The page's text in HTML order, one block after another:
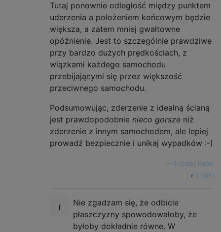
Tutaj ponownie odległość między punktem
uderzenia a położeniem końcowym będzie
większa, a zatem mniej gwałtowne
opóźnienie. Jest to szczególnie prawdziwe
przy bardzo dużych prędkościach, z
wiązkami każdego samochodu
przebijającymi się przez większość
przeciwnego samochodu.
Podsumowując, zderzenie z idealną ścianą
jest prawdopodobnie nieco gorsze niż
zderzenie z innym samochodem, ale lepiej
prowadź bezpiecznie i unikaj wypadków :-)
Nicolas Raoul
źródło
Nie zgadzam się, że odbicie
płaszczyzny spowodowałoby, że
byłoby dokładnie równe. W